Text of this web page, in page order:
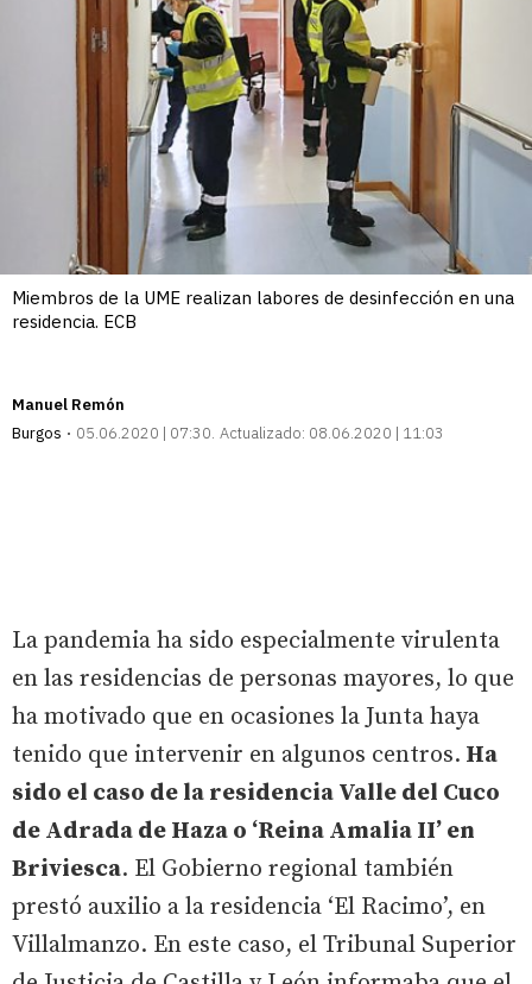
Miembros de la UME realizan labores de desinfección en una
residencia. ECB
Manuel Remón
Burgos
05.06.2020 | 07:30 Actualizado: 08.06.2020 | 11:03
La pandemia ha sido especialmente virulenta
en las residencias de personas mayores, lo que
ha motivado que en ocasiones la Junta haya
tenido que intervenir en algunos centros. Ha
sido el caso de la residencia Valle del Cuco
de Adrada de Haza o ‘Reina Amalia II’ en
Briviesca. El Gobierno regional también
prestó auxilio a la residencia ‘El Racimo’, en
Villalmanzo. En este caso, el Tribunal Superior